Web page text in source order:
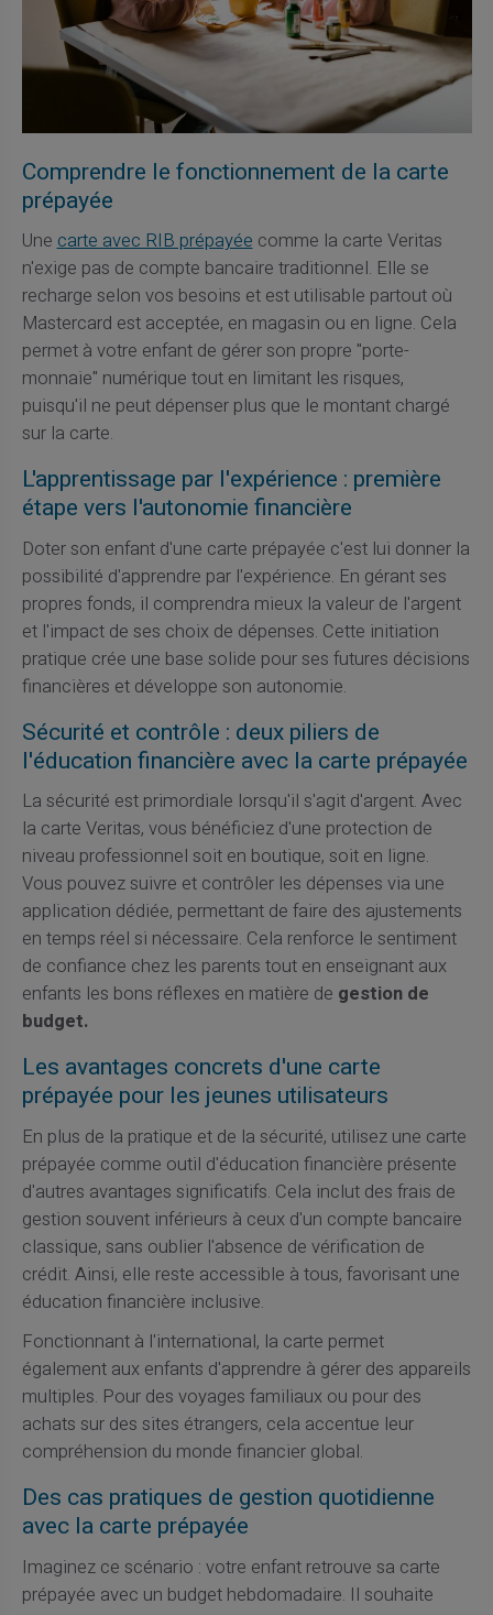
Comprendre le fonctionnement de la carte
prépayée
Unecarte avec RIB prépayéecomme la carte Veritas
n'exige pas de compte bancaire traditionnel. Elle se
recharge selon vos besoins et est utilisable partout où
Mastercard est acceptée, en magasin ou en ligne. Cela
permet à votre enfant de gérer son propre "porte-
monnaie" numérique tout en limitant les risques,
puisqu'il ne peut dépenser plus que le montant chargé
sur la carte.
L'apprentissage par l'expérience : première
étape vers l'autonomie financière
Doter son enfant d'une carte prépayée c'est lui donner la
possibilité d'apprendre par l'expérience. En gérant ses
propres fonds, il comprendra mieux la valeur de l'argent
et l'impact de ses choix de dépenses. Cette initiation
pratique crée une base solide pour ses futures décisions
financières et développe son autonomie.
Sécurité et contrôle : deux piliers de
l'éducation financière avec la carte prépayée
La sécurité est primordiale lorsqu'il s'agit d'argent. Avec
la carte Veritas, vous bénéficiez d'une protection de
niveau professionnel soit en boutique, soit en ligne.
Vous pouvez suivre et contrôler les dépenses via une
application dédiée, permettant de faire des ajustements
en temps réel si nécessaire. Cela renforce le sentiment
de confiance chez les parents tout en enseignant aux
enfants les bons réflexes en matière de gestion de
budget.
Les avantages concrets d'une carte
prépayée pour les jeunes utilisateurs
En plus de la pratique et de la sécurité, utilisez une carte
prépayée comme outil d'éducation financière présente
d'autres avantages significatifs. Cela inclut des frais de
gestion souvent inférieurs à ceux d'un compte bancaire
classique, sans oublier l'absence de vérification de
crédit. Ainsi, elle reste accessible à tous, favorisant une
éducation financière inclusive.
Fonctionnant à l'international, la carte permet
également aux enfants d'apprendre à gérer des appareils
multiples. Pour des voyages familiaux ou pour des
achats sur des sites étrangers, cela accentue leur
compréhension du monde financier global.
Des cas pratiques de gestion quotidienne
avec la carte prépayée
Imaginez ce scénario : votre enfant retrouve sa carte
prépayée avec un budget hebdomadaire. Il souhaite